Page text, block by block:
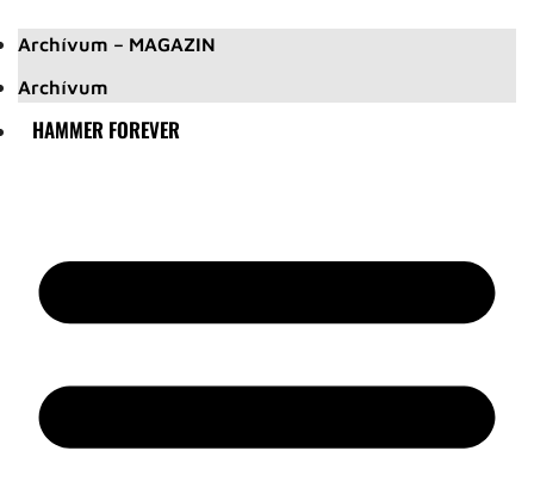
Archívum – MAGAZIN
Archívum
HAMMER FOREVER